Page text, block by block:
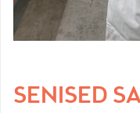
SENISED